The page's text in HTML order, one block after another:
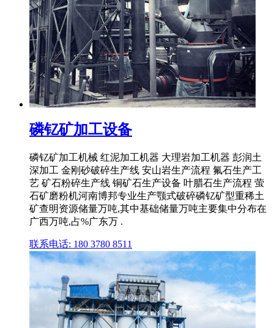
磷钇矿加工设备
磷钇矿加工机械 红泥加工机器 大理岩加工机器 彭润土
深加工 金刚砂破碎生产线 安山岩生产流程 氟石生产工
艺 矿石粉碎生产线 铜矿石生产设备 叶腊石生产流程 萤
石矿磨粉机河南博邦专业生产颚式破碎磷钇矿型重稀土
矿查明资源储量万吨,其中基础储量万吨主要集中分布在
广西万吨,占%广东万 .
联系电话: 180 3780 8511